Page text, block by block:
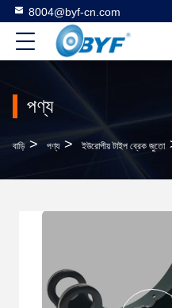
8004@byf-cn.com
পণ্য
বাড়ি > পণ্য > ইউরোপীয় টাইপ ব্রেক জুতো